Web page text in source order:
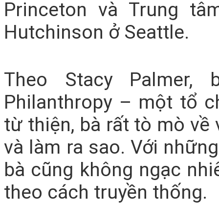
Princeton và Trung
Hutchinson ở Seattle.
Theo Stacy Palmer,
Philanthropy – một tổ
từ thiện, bà rất tò mò về
và làm ra sao. Với
bà cũng không ngạc
theo cách truyền thống.